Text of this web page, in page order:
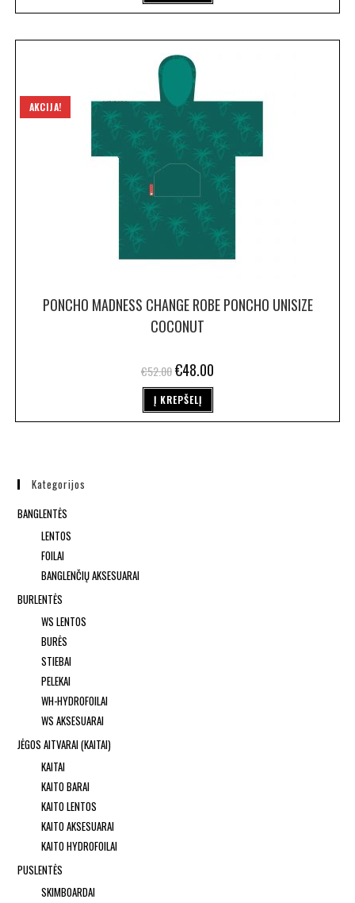
AKCIJA!
PONCHO MADNESS CHANGE ROBE PONCHO UNISIZE
COCONUT
€52.00€48.00
Į KREPŠELĮ
Kategorijos
BANGLENTĖS
LENTOS
FOILAI
BANGLENČIŲ AKSESUARAI
BURLENTĖS
WS LENTOS
BURĖS
STIEBAI
PELEKAI
WH-HYDROFOILAI
WS AKSESUARAI
JĖGOS AITVARAI (KAITAI)
KAITAI
KAITO BARAI
KAITO LENTOS
KAITO AKSESUARAI
KAITO HYDROFOILAI
PUSLENTĖS
SKIMBOARDAI